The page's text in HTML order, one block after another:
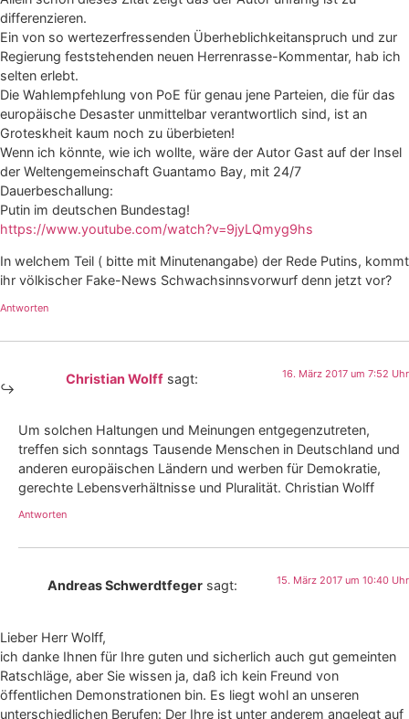
differenzieren.
Ein von so wertezerfressenden Überheblichkeitanspruch und zur
Regierung feststehenden neuen Herrenrasse-Kommentar, hab ich
selten erlebt.
Die Wahlempfehlung von PoE für genau jene Parteien, die für das
europäische Desaster unmittelbar verantwortlich sind, ist an
Groteskheit kaum noch zu überbieten!
Wenn ich könnte, wie ich wollte, wäre der Autor Gast auf der Insel
der Weltengemeinschaft Guantamo Bay, mit 24/7
Dauerbeschallung:
Putin im deutschen Bundestag!
https://www.youtube.com/watch?v=9jyLQmyg9hs
In welchem Teil ( bitte mit Minutenangabe) der Rede Putins, kommt
ihr völkischer Fake-News Schwachsinnsvorwurf denn jetzt vor?
Antworten
Christian Wolff sagt: 16. März 2017 um 7:52 Uhr
Um solchen Haltungen und Meinungen entgegenzutreten,
treffen sich sonntags Tausende Menschen in Deutschland und
anderen europäischen Ländern und werben für Demokratie,
gerechte Lebensverhältnisse und Pluralität. Christian Wolff
Antworten
Andreas Schwerdtfeger sagt: 15. März 2017 um 10:40 Uhr
Lieber Herr Wolff,
ich danke Ihnen für Ihre guten und sicherlich auch gut gemeinten
Ratschläge, aber Sie wissen ja, daß ich kein Freund von
öffentlichen Demonstrationen bin. Es liegt wohl an unseren
unterschiedlichen Berufen: Der Ihre ist unter anderem angelegt auf